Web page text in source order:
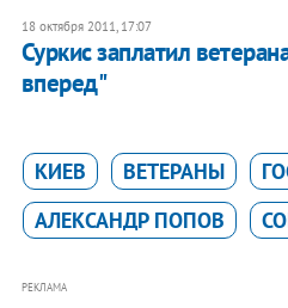
18 октября 2011, 17:07
Суркис заплатил
вперед"
КИЕВ ВЕТЕРАНЫ
АЛЕКСАНДР ПОПОВ
РЕКЛАМА